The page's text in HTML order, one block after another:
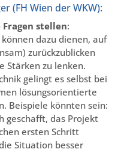
(FH Wien der WKW):
stellen:
dazu dienen, auf
zurückzublicken
Stärken zu lenken.
gelingt es selbst bei
lösungsorientierte
Beispiele könnten sein:
geschafft, das Projekt
ersten Schritt
Situation besser